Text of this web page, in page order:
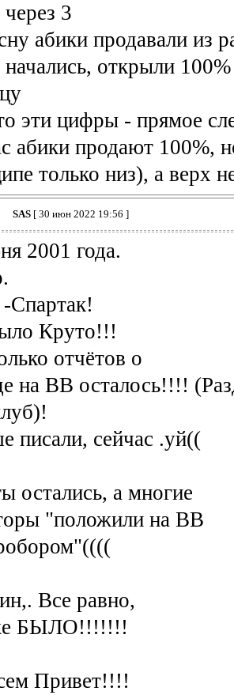
3
абики продавали из
начались, открыли
эти цифры - прямое
абики продают 100%,
только низ), а верх
SAS[ 30 июн 2022 19:56 ]
2001 года.
Спартак!
Круто!!!
отчётов о
на ВВ осталось!!!!
писали, сейчас .уй((
остались, а многие
"положили на ВВ
Все равно,
БЫЛО!!!!!!!
Привет!!!!